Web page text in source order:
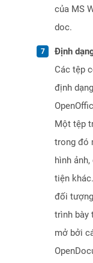
của MS
doc.
Định
Các tệp
định
Một tệp
trong đó
hình
tiện
đối
trình bày
mở bởi